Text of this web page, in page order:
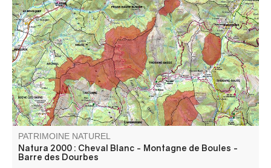
Constitué de 4 entités, ce massif s’élève entre les vallées
de La Bléone et du Verdon.
PATRIMOINE NATUREL
Natura 2000 : Cheval Blanc - Montagne de Boules -
Barre des Dourbes